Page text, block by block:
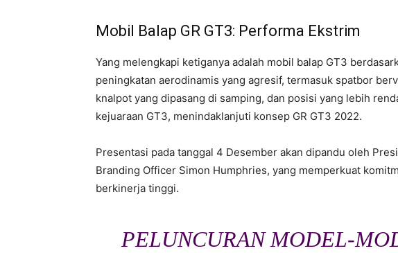
Mobil Balap GR GT3: Performa Ekstrim
Yang melengkapi ketiganya adalah mobil balap GT3
peningkatan aerodinamis yang agresif, termasuk spatbor
knalpot yang dipasang di samping, dan posisi yang lebih
kejuaraan GT3, menindaklanjuti konsep GR GT3 2022.
Presentasi pada tanggal 4 Desember akan dipandu oleh
Branding Officer Simon Humphries, yang memperkuat
berkinerja tinggi.
PELUNCURAN MODEL-